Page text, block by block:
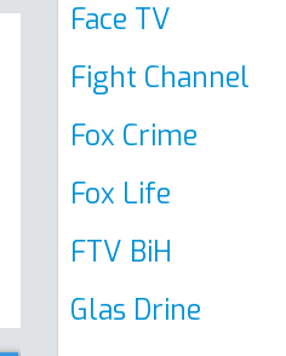
Face TV
Fight Channel
Fox Crime
Fox Life
FTV BiH
Glas Drine